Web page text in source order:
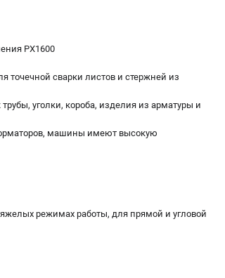
PX1600
сварки листов и стержней из
уголки, короба, изделия из арматуры и
машины имеют высокую
режимах работы, для прямой и угловой